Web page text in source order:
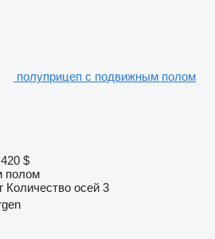
полуприцеп с подвижным полом
$
полом
Количество осей 3